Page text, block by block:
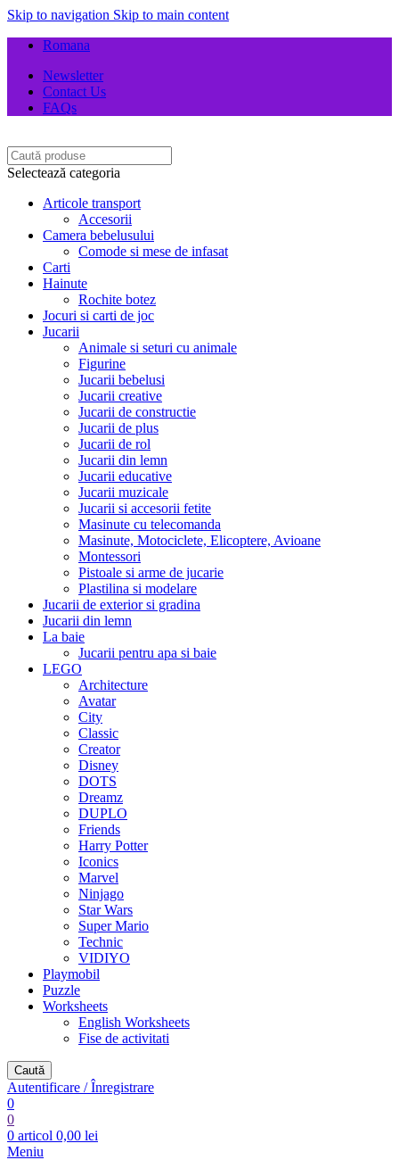
Skip to navigation Skip to main content
Romana
Newsletter
Contact Us
FAQs
Selectează categoria
Articole transport
Accesorii
Camera bebelusului
Comode si mese de infasat
Carti
Hainute
Rochite botez
Jocuri si carti de joc
Jucarii
Animale si seturi cu animale
Figurine
Jucarii bebelusi
Jucarii creative
Jucarii de constructie
Jucarii de plus
Jucarii de rol
Jucarii din lemn
Jucarii educative
Jucarii muzicale
Jucarii si accesorii fetite
Masinute cu telecomanda
Masinute, Motociclete, Elicoptere, Avioane
Montessori
Pistoale si arme de jucarie
Plastilina si modelare
Jucarii de exterior si gradina
Jucarii din lemn
La baie
Jucarii pentru apa si baie
LEGO
Architecture
Avatar
City
Classic
Creator
Disney
DOTS
Dreamz
DUPLO
Friends
Harry Potter
Iconics
Marvel
Ninjago
Star Wars
Super Mario
Technic
VIDIYO
Playmobil
Puzzle
Worksheets
English Worksheets
Fise de activitati
Caută
Autentificare / Înregistrare
0
0
0 articol 0,00 lei
Meniu